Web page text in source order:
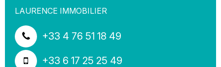
LAURENCE IMMOBILIER
+33 4 76 51 18 49
+33 6 17 25 25 49